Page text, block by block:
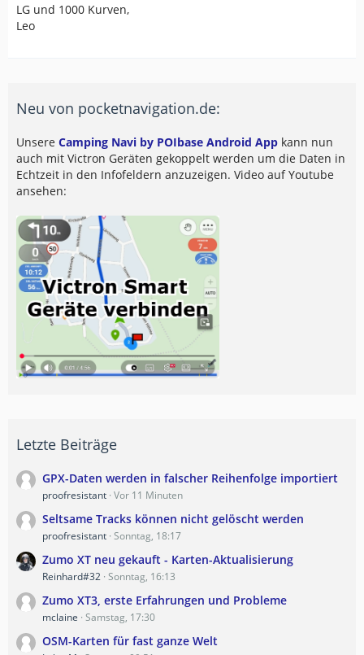
LG und 1000 Kurven,
Leo
Neu von pocketnavigation.de:
Unsere Camping Navi by POIbase Android App kann nun
auch mit Victron Geräten gekoppelt werden um die Daten in
Echtzeit in den Infofeldern anzuzeigen. Video auf Youtube
ansehen:
Letzte Beiträge
GPX-Daten werden in falscher Reihenfolge importiert
proofresistant Vor 11 Minuten
Seltsame Tracks können nicht gelöscht werden
proofresistant Sonntag, 18:17
Zumo XT neu gekauft - Karten-Aktualisierung
Reinhard#32 Sonntag, 16:13
Zumo XT3, erste Erfahrungen und Probleme
mclaine Samstag, 17:30
OSM-Karten für fast ganze Welt